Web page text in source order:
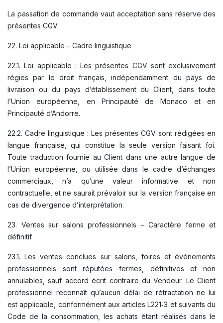
La passation de commande vaut acceptation sans réserve des
présentes CGV.
22. Loi applicable – Cadre linguistique
22.1. Loi applicable : Les présentes CGV sont exclusivement
régies par le droit français, indépendamment du pays de
livraison ou du pays d’établissement du Client, dans toute
l’Union européenne, en Principauté de Monaco et en
Principauté d’Andorre.
22.2. Cadre linguistique : Les présentes CGV sont rédigées en
langue française, qui constitue la seule version faisant foi.
Toute traduction fournie au Client dans une autre langue de
l’Union européenne, ou utilisée dans le cadre d’échanges
commerciaux, n’a qu’une valeur informative et non
contractuelle, et ne saurait prévaloir sur la version française en
cas de divergence d’interprétation.
23. Ventes sur salons professionnels – Caractère ferme et
définitif
23.1. Les ventes conclues sur salons, foires et évènements
professionnels sont réputées fermes, définitives et non
annulables, sauf accord écrit contraire du Vendeur. Le Client
professionnel reconnaît qu’aucun délai de rétractation ne lui
est applicable, conformément aux articles L221‑3 et suivants du
Code de la consommation, les achats étant réalisés dans le